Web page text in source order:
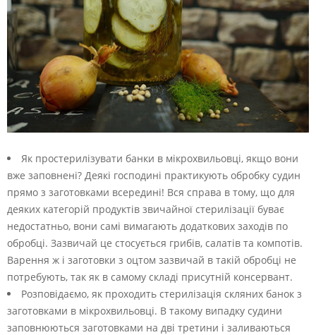
Як простерилізувати банки в мікрохвильовці, якщо вони
вже заповнені? Деякі господині практикують обробку судин
прямо з заготовками всередині! Вся справа в тому, що для
деяких категорій продуктів звичайної стерилізації буває
недостатньо, вони самі вимагають додаткових заходів по
обробці. Зазвичай це стосується грибів, салатів та компотів.
Варення ж і заготовки з оцтом зазвичай в такій обробці не
потребують, так як в самому складі присутній консервант.
Розповідаємо, як проходить стерилізація скляних банок з
заготовками в мікрохвильовці. В такому випадку судини
заповнюються заготовками на дві третини і заливаються